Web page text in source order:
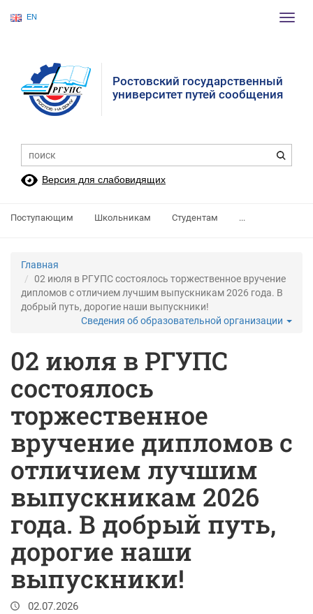
EN
Ростовский государственный
университет путей сообщения
Версия для слабовидящих
Поступающим Школьникам Студентам ...
Главная
02 июля в РГУПС состоялось торжественное вручение
дипломов с отличием лучшим выпускникам 2026 года. В
добрый путь, дорогие наши выпускники!
Сведения об образовательной организации
02 июля в РГУПС
состоялось
торжественное
вручение дипломов с
отличием лучшим
выпускникам 2026
года. В добрый путь,
дорогие наши
выпускники!
02.07.2026